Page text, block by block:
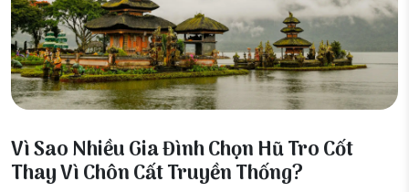
Vì Sao Nhiều Gia Đình Chọn Hũ Tro Cốt
Thay Vì Chôn Cất Truyền Thống?